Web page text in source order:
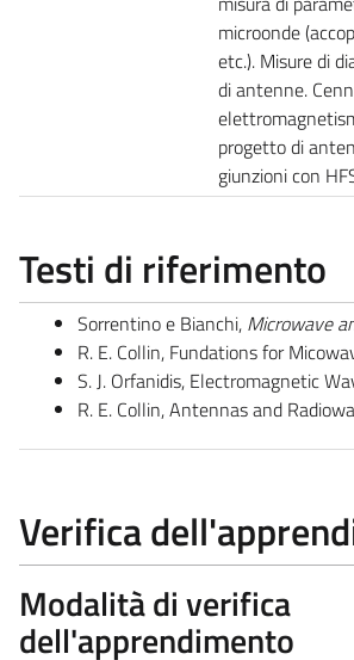
microonde
etc.). Misure di
di antenne.
progetto di
giunzioni con
Testi di riferimento
Sorrentino e Bianchi, Microwave
R. E. Collin, Fundations for
S. J. Orfanidis, Electromagnetic
R. E. Collin, Antennas and
Verifica
Modalità di verifica
dell'apprendimento